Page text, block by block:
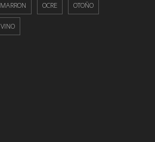
MARRON OCRE OTOÑO
VINO